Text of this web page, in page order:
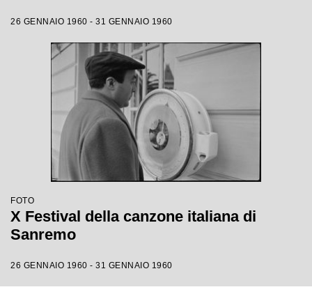
26 GENNAIO 1960 - 31 GENNAIO 1960
FOTO
X Festival della canzone italiana di
Sanremo
26 GENNAIO 1960 - 31 GENNAIO 1960